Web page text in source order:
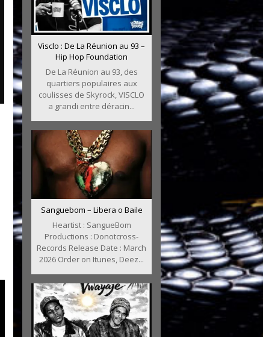
Visclo : De La Réunion au 93 –
Hip Hop Foundation
De La Réunion au 93, des
quartiers populaires aux
coulisses de Skyrock, VISCLO
a grandi entre déracin...
Sanguebom – Libera o Baile
Heartist : SangueBom
Productions : Donotcross-
Records Release Date : March
2026 Order on Itunes, Deez...